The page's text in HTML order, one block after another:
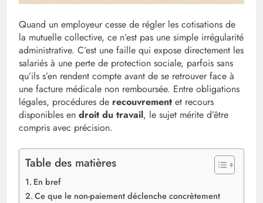
Quand un employeur cesse de régler les cotisations de
la mutuelle collective, ce n’est pas une simple irrégularité
administrative. C’est une faille qui expose directement les
salariés à une perte de protection sociale, parfois sans
qu’ils s’en rendent compte avant de se retrouver face à
une facture médicale non remboursée. Entre obligations
légales, procédures de recouvrement et recours
disponibles en droit du travail, le sujet mérite d’être
compris avec précision.
Table des matières
En bref
Ce que le non-paiement déclenche concrètement